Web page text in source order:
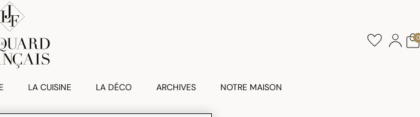
0
LA CUISINE LA DÉCO ARCHIVES NOTRE MAISON